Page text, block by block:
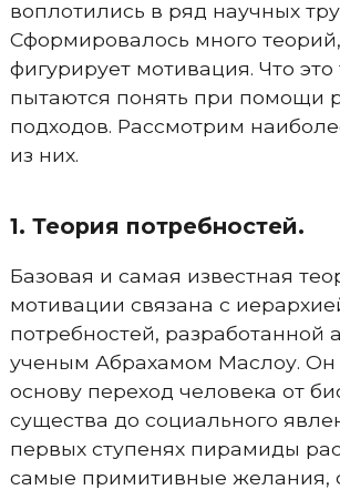
воплотились в ряд научных
Сформировалось много
фигурирует мотивация. Что это
пытаются понять при помощи
подходов. Рассмотрим
из них.
1. Теория потребностей.
Базовая и самая известная
мотивации связана с
потребностей, разработанной
ученым Абрахамом Маслоу. Он
основу переход человека от
существа до социального
первых ступенях пирамиды
самые примитивные желания,